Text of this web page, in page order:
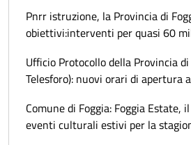
Pnrr istruzione, la Provincia di
obiettivi:interventi per quasi 60
Ufficio Protocollo della Provincia
Telesforo): nuovi orari di apertura
Comune di Foggia: Foggia Estate,
eventi culturali estivi per la